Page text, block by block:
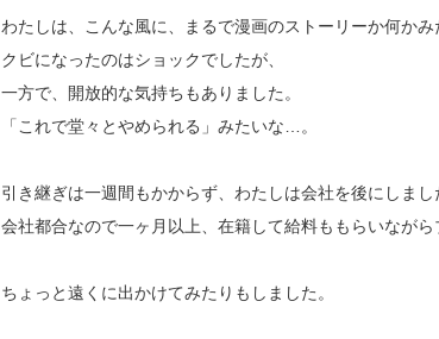
わたしは、こんな風に、まるで漫画のストーリーか何かみ
クビになったのはショックでしたが、
一方で、開放的な気持ちもありました。
「これで堂々とやめられる」みたいな…。
引き継ぎは一週間もかからず、わたしは会社を後にしまし
会社都合なので一ヶ月以上、在籍して給料ももらいなが
ちょっと遠くに出かけてみたりもしました。